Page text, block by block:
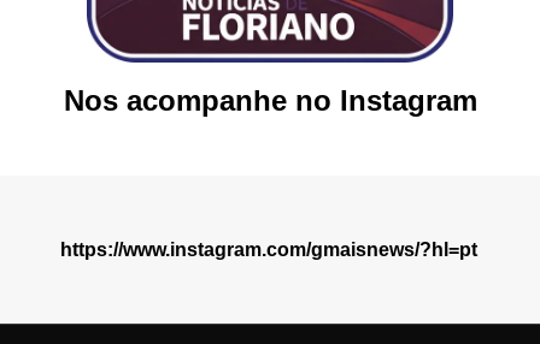
Nos acompanhe no Instagram
https://www.instagram.com/gmaisnews/?hl=pt